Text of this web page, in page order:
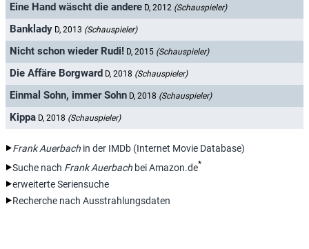
Eine Hand wäscht die andere D, 2012 (Schauspieler)
Banklady D, 2013 (Schauspieler)
Nicht schon wieder Rudi! D, 2015 (Schauspieler)
Die Affäre Borgward D, 2018 (Schauspieler)
Einmal Sohn, immer Sohn D, 2018 (Schauspieler)
Kippa D, 2018 (Schauspieler)
Frank Auerbach in der IMDb (Internet Movie Database)
Suche nach Frank Auerbach bei Amazon.de*
erweiterte Seriensuche
Recherche nach Ausstrahlungsdaten